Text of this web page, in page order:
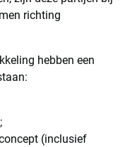
richting
hebben een
(inclusief